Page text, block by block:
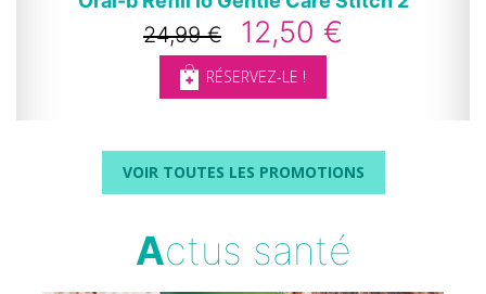
24,99 € 12,50 €
RÉSERVEZ-LE !
VOIR TOUTES LES PROMOTIONS
Actus santé